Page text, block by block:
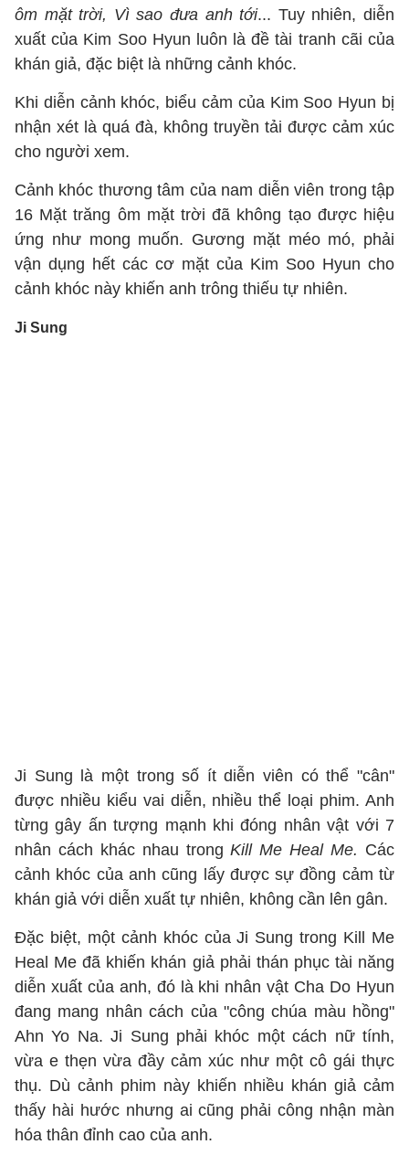
ôm mặt trời, Vì sao đưa anh tới... Tuy nhiên, diễn
xuất của Kim Soo Hyun luôn là đề tài tranh cãi của
khán giả, đặc biệt là những cảnh khóc.
Khi diễn cảnh khóc, biểu cảm của Kim Soo Hyun bị
nhận xét là quá đà, không truyền tải được cảm xúc
cho người xem.
Cảnh khóc thương tâm của nam diễn viên trong tập
16 Mặt trăng ôm mặt trời đã không tạo được hiệu
ứng như mong muốn. Gương mặt méo mó, phải
vận dụng hết các cơ mặt của Kim Soo Hyun cho
cảnh khóc này khiến anh trông thiếu tự nhiên.
Ji Sung
Ji Sung là một trong số ít diễn viên có thể "cân"
được nhiều kiểu vai diễn, nhiều thể loại phim. Anh
từng gây ấn tượng mạnh khi đóng nhân vật với 7
nhân cách khác nhau trongKill Me Heal Me. Các
cảnh khóc của anh cũng lấy được sự đồng cảm từ
khán giả với diễn xuất tự nhiên, không cần lên gân.
Đặc biệt, một cảnh khóc của Ji Sung trong Kill Me
Heal Me đã khiến khán giả phải thán phục tài năng
diễn xuất của anh, đó là khi nhân vật Cha Do Hyun
đang mang nhân cách của "công chúa màu hồng"
Ahn Yo Na. Ji Sung phải khóc một cách nữ tính,
vừa e thẹn vừa đầy cảm xúc như một cô gái thực
thụ. Dù cảnh phim này khiến nhiều khán giả cảm
thấy hài hước nhưng ai cũng phải công nhận màn
hóa thân đỉnh cao của anh.